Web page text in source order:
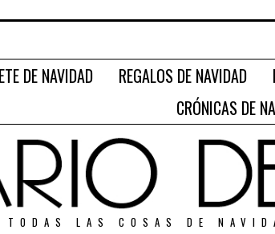
DE NAVIDAD REGALOS DE NAVIDAD
CRÓNICAS DE
TODAS LAS COSAS DE